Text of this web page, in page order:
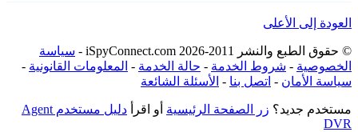
العودة إلى الأعلى
© حقوق الطبع والنشر 2011-2026 iSpyConnect.com -
سياسة
الخصوصية - شروط الخدمة - حالة الخدمة - المعلومات القانونية -
سياسة الأمان - اتصل بنا - الأسئلة الشائعة
مستخدم جديد؟ زر الصفحة الرئيسية أو اقرأ
دليل مستخدم Agent
DVR